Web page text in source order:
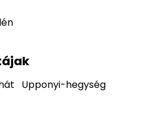
Upponyi-hegység